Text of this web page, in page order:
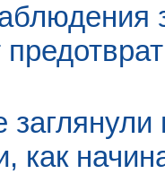
как